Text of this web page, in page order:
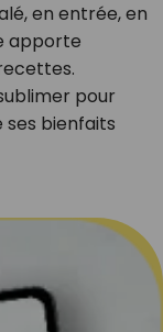
en entrée, en
apporte
pour
bienfaits